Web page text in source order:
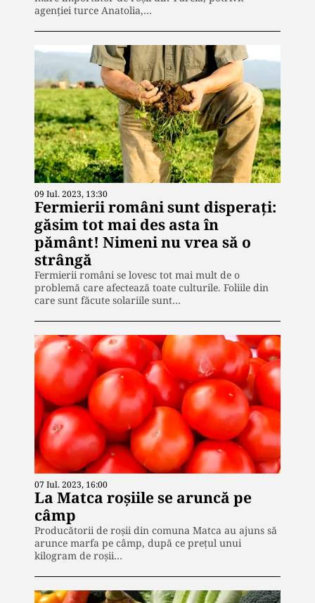
agenției turce Anatolia,…
09 Iul. 2023, 13:30
Fermierii români sunt disperați:
găsim tot mai des asta în
pământ! Nimeni nu vrea să o
strângă
Fermierii români se lovesc tot mai mult de o
problemă care afectează toate culturile. Foliile din
care sunt făcute solariile sunt…
07 Iul. 2023, 16:00
La Matca roșiile se aruncă pe
câmp
Producătorii de roșii din comuna Matca au ajuns să
arunce marfa pe câmp, după ce prețul unui
kilogram de roșii…